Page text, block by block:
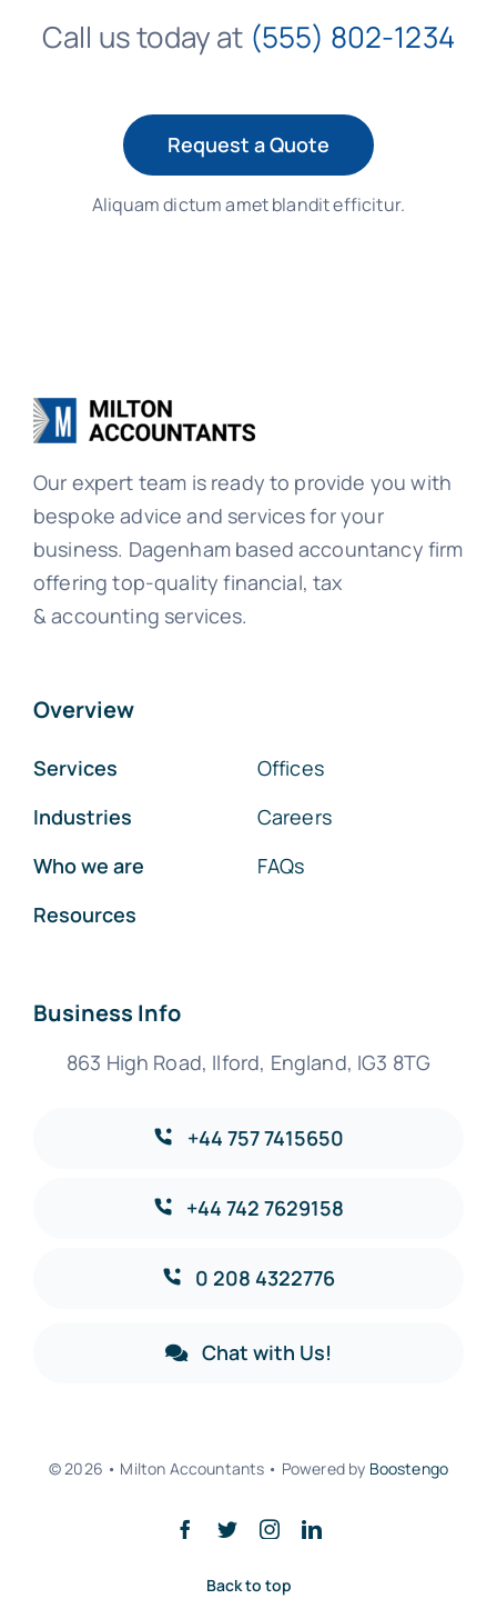
Call us today at (555) 802-1234
Request a Quote
Aliquam dictum amet blandit efficitur.
Our expert team is ready to provide you with
bespoke advice and services for your
business. Dagenham based accountancy firm
offering top-quality financial, tax
& accounting services.
Overview
Services
Industries
Who we are
Resources
Offices
Careers
FAQs
Business Info
863 High Road, Ilford, England, IG3 8TG
+44 757 7415650
+44 742 7629158
0 208 4322776
Chat with Us!
© 2026 • Milton Accountants • Powered by Boostengo
Back to top